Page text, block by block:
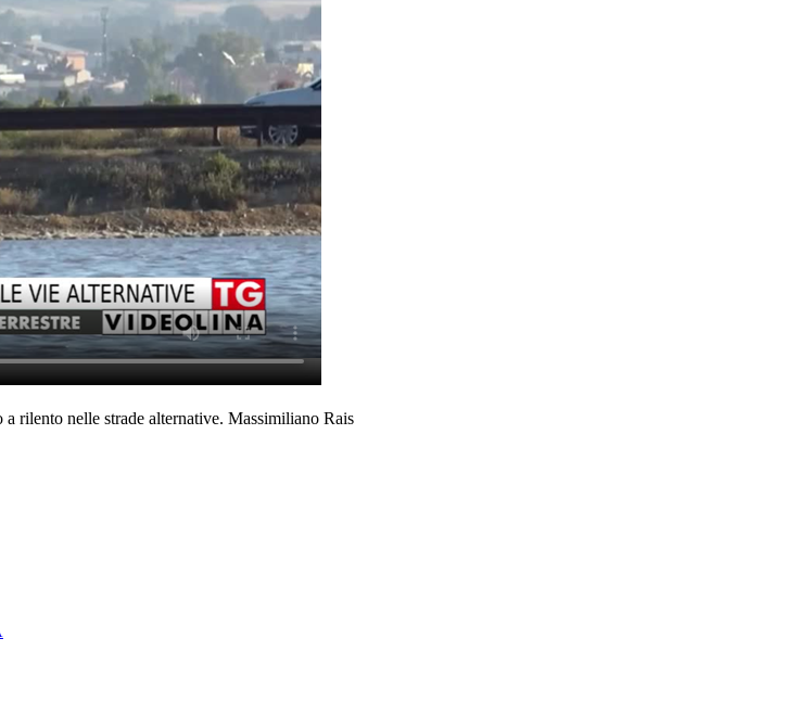
rilento nelle strade alternative. Massimiliano Rais